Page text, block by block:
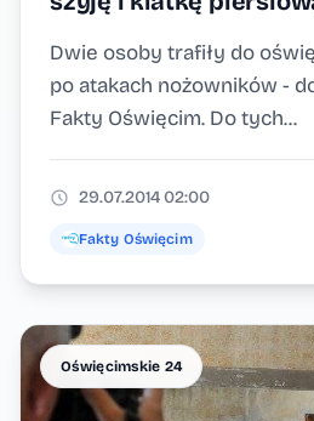
Dwie osoby trafiły do
po atakach nożowników -
Fakty Oświęcim. Do tych...
29.07.2014 02:00
Fakty Oświęcim
Oświęcimskie 24